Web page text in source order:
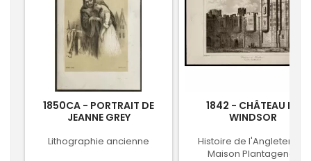
1850CA - PORTRAIT DE
JEANNE GREY
Lithographie ancienne
1842 - CHÂTEAU DE
WINDSOR
Histoire de l'Angleterre -
Maison Plantagenêt